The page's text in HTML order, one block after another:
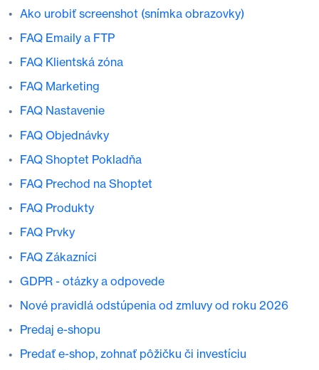
Ako urobiť screenshot (snímka obrazovky)
FAQ Emaily a FTP
FAQ Klientská zóna
FAQ Marketing
FAQ Nastavenie
FAQ Objednávky
FAQ Shoptet Pokladňa
FAQ Prechod na Shoptet
FAQ Produkty
FAQ Prvky
FAQ Zákazníci
GDPR - otázky a odpovede
Nové pravidlá odstúpenia od zmluvy od roku 2026
Predaj e-shopu
Predať e-shop, zohnať pôžičku či investíciu